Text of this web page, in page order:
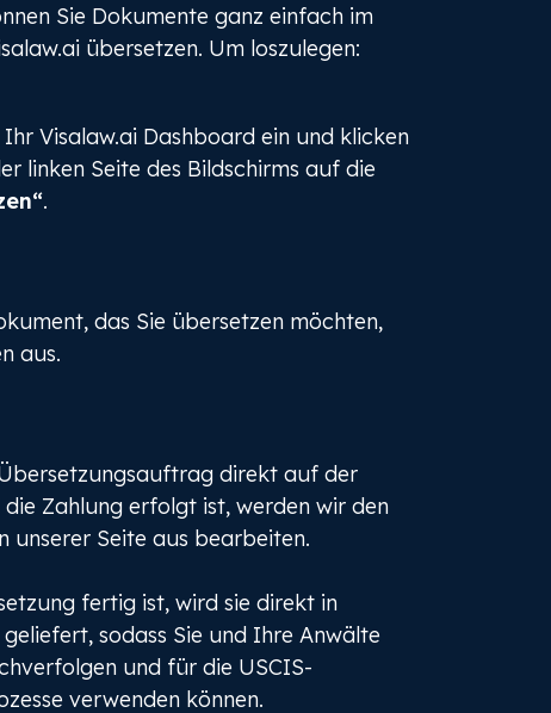
Sie Dokumente ganz einfach im
übersetzen. Um loszulegen:
Ihr Visalaw.ai Dashboard ein und klicken
linken Seite des Bildschirms auf die
.
das Sie übersetzen möchten,
aus.
direkt auf der
Zahlung erfolgt ist, werden wir den
Seite aus bearbeiten.
fertig ist, wird sie direkt in
sodass Sie und Ihre Anwälte
und für die USCIS-
verwenden können.